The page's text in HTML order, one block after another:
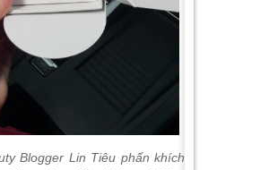
Blogger Lin Tiêu phấn khích